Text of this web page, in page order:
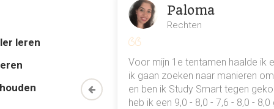
reizigers land in zicht? En hoe noemde Columbus deze
ze Indianen. Hij doopte het gebied tot San Salvador.
leren
mn
een heel
Paloma
Rechten
Voor mijn 1e tentamen haalde ik
ik gaan zoeken naar manieren
en ben ik Study Smart tegen
heb ik een 9,0 - 8,0 - 7,6 - 8,0 -